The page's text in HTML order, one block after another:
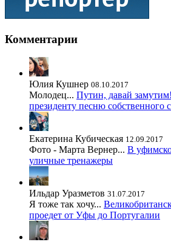
Комментарии
Юлия Кушнер 08.10.2017
Молодец... Путин, давай
президенту песню собственного
Екатерина Кубическая 12.09.2017
Фото - Марта Вернер... В
уличные тренажеры
Ильдар Уразметов 31.07.2017
Я тоже так хочу...
проедет от Уфы до Португалии